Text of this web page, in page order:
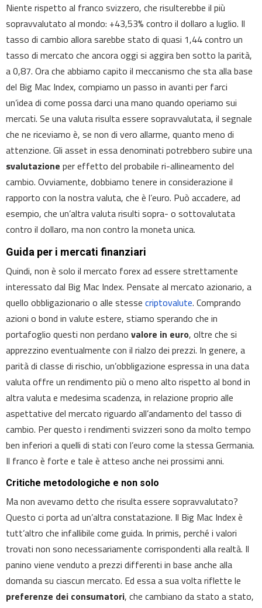
Niente rispetto al franco svizzero, che risulterebbe il più
sopravvalutato al mondo: +43,53% contro il dollaro a luglio. Il
tasso di cambio allora sarebbe stato di quasi 1,44 contro un
tasso di mercato che ancora oggi si aggira ben sotto la parità,
a 0,87. Ora che abbiamo capito il meccanismo che sta alla base
del Big Mac Index, compiamo un passo in avanti per farci
un’idea di come possa darci una mano quando operiamo sui
mercati. Se una valuta risulta essere sopravvalutata, il segnale
che ne riceviamo è, se non di vero allarme, quanto meno di
attenzione. Gli asset in essa denominati potrebbero subire una
svalutazione per effetto del probabile ri-allineamento del
cambio. Ovviamente, dobbiamo tenere in considerazione il
rapporto con la nostra valuta, che è l’euro. Può accadere, ad
esempio, che un’altra valuta risulti sopra- o sottovalutata
contro il dollaro, ma non contro la moneta unica.
Guida per i mercati finanziari
Quindi, non è solo il mercato forex ad essere strettamente
interessato dal Big Mac Index. Pensate al mercato azionario, a
quello obbligazionario o alle stesse criptovalute. Comprando
azioni o bond in valute estere, stiamo sperando che in
portafoglio questi non perdano valore in euro, oltre che si
apprezzino eventualmente con il rialzo dei prezzi. In genere, a
parità di classe di rischio, un’obbligazione espressa in una data
valuta offre un rendimento più o meno alto rispetto al bond in
altra valuta e medesima scadenza, in relazione proprio alle
aspettative del mercato riguardo all’andamento del tasso di
cambio. Per questo i rendimenti svizzeri sono da molto tempo
ben inferiori a quelli di stati con l’euro come la stessa Germania.
Il franco è forte e tale è atteso anche nei prossimi anni.
Critiche metodologiche e non solo
Ma non avevamo detto che risulta essere sopravvalutato?
Questo ci porta ad un’altra constatazione. Il Big Mac Index è
tutt’altro che infallibile come guida. In primis, perché i valori
trovati non sono necessariamente corrispondenti alla realtà. Il
panino viene venduto a prezzi differenti in base anche alla
domanda su ciascun mercato. Ed essa a sua volta riflette le
preferenze dei consumatori, che cambiano da stato a stato,